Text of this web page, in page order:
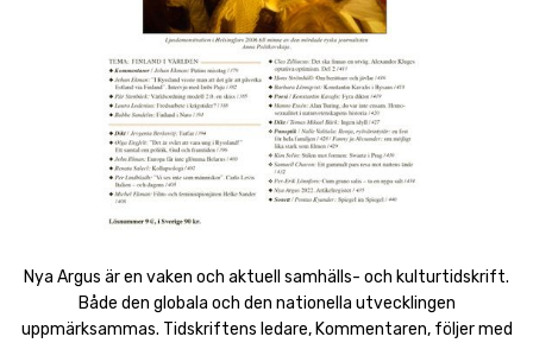
Nya Argus är en vaken och aktuell samhälls- och kulturtidskrift.
Både den globala och den nationella utvecklingen
uppmärksammas. Tidskriftens ledare, Kommentaren, följer med